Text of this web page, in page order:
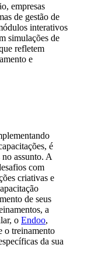
empresas
de gestão de
interativos
simulações de
refletem
e
é
assunto. A
com
criativas e
de seus
a
o Endoo,
o treinamento
da sua